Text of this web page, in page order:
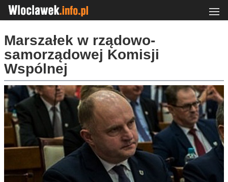
Marszałek w rządowo-
samorządowej Komisji
Wspólnej